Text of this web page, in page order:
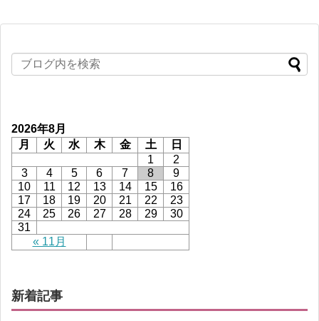
2026年8月
月
火 水 木 金 土 日
« 11月
1
2
3
4 5 6 7 8
9
10
11 12 13 14 15
16
17
18 19 20 21 22
23
24
25 26 27 28 29
30
31
新着記事